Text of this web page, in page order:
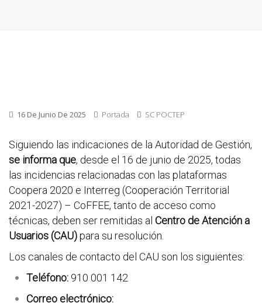
16 De Junio De 2025 Portada SC POCTEP
Siguiendo las indicaciones de la Autoridad de Gestión,
se informa que, desde el 16 de junio de 2025, todas
las incidencias relacionadas con las plataformas
Coopera 2020 e Interreg (Cooperación Territorial
2021-2027) – CoFFEE, tanto de acceso como
técnicas, deben ser remitidas al Centro de Atención a
Usuarios (CAU)para su resolución.
Los canales de contacto del CAU son los siguientes:
Teléfono: 910 001 142
Correo electrónico: